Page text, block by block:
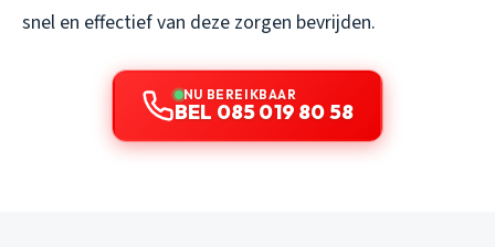
snel en effectief van deze zorgen bevrijden.
NU BEREIKBAAR
BEL 085 019 80 58